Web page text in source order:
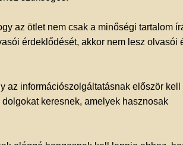
az ötlet nem csak a minőségi tartalom
érdeklődését, akkor nem lesz olvasói
információszolgáltatásnak először kell
keresnek, amelyek hasznosak